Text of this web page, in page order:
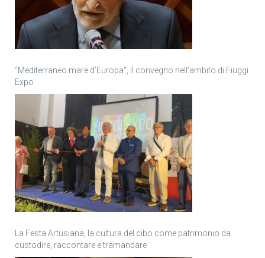
“Mediterraneo mare d’Europa”, il convegno nell’ambito di Fiuggi
Expo
La Festa Artusiana, la cultura del cibo come patrimonio da
custodire, raccontare e tramandare